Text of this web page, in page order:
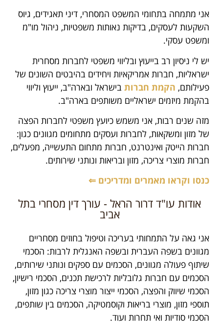
אני מתמחה בתחומי המשפט המסחרי, דיני תאגידים, גיוס
השקעות לעסקים, בדיקות נאותות משפטיות, ניהול מו"מ
ומשפט עסקי.
יש לי ניסיון רב בייעוץ ובליווי משפטי לחברות מסחרית
ישראליות, חברות אמריקאיות ויחידים בהיבטים השונים של
פעילותם, הקמת חברות בישראל ובארה"ב, ייעוץ וליווי
בהקמת מיזמים ישראליים משותפים בארה"ב.
מזה שנים רבות, אני משמש כיועץ משפטי לחברות הפצה
של מזון ומשקאות, לחברות ועסקים מתחומים מגוונים כגון:
חברות הייטק ואינטרנט, חברות מתחום התעשייה, מפעלים,
חברות מוצרי צריכה, מזון ובריאות ונותני שירותים.
כנסו וקראו מאמרים ומדריכים ⇐
אודות עו"ד דרור הראל - עורך דין מסחרי בתל
אביב
אני גאה על התמחותי בעריכה וטיפול בחוזים מסחריים
מגוונים בשפה העברית ובשפה האנגלית לרבות: הסכמי
שיתוף פעולה מגוונים, הסכמים עם ספקים ונותני שירותים,
הסכמים עם חברות גלובליות לרכישת תכנים, הסכמי רישיון,
הסכמי שיווק והפצה, הסכמי ייצור מוצרי צריכה כגון מזון,
תוספי מזון, מוצרי בריאות וקוסמטיקה, הסכמים בין שותפים,
הסכמי סודיות ואי תחרות ועוד.